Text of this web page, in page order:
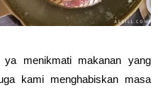
ya menikmati makanan yang
kami menghabiskan masa